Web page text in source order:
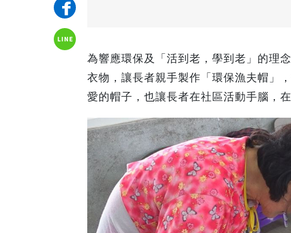
為響應環保及「活到老，學到老」的理
衣物，讓長者親手製作「環保漁夫帽」
愛的帽子，也讓長者在社區活動手腦，在